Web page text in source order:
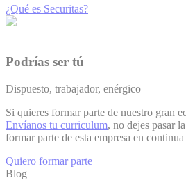
¿Qué es Securitas?
Podrías ser tú
Dispuesto, trabajador, enérgico
Si quieres formar parte de nuestro gran
Envíanos tu curriculum, no dejes pasar
formar parte de esta empresa en
Quiero formar parte
Blog